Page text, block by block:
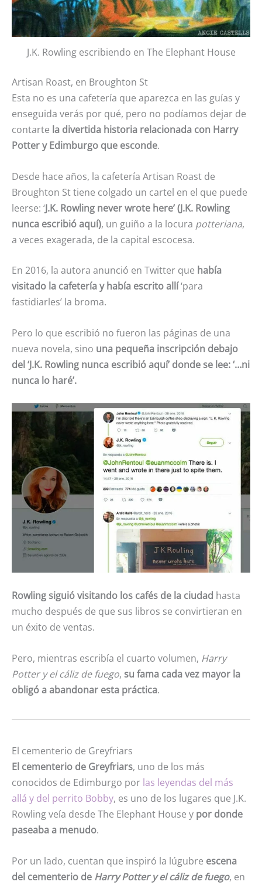
J.K. Rowling escribiendo en The Elephant House
Artisan Roast, en Broughton St
Esta no es una cafetería que aparezca en las guías y
enseguida verás por qué, pero no podíamos dejar de
contarte la divertida historia relacionada con Harry
Potter y Edimburgo que esconde.
Desde hace años, la cafetería Artisan Roast de
Broughton St tiene colgado un cartel en el que puede
leerse: ‘J.K. Rowling never wrote here’ (J.K. Rowling
nunca escribió aquí), un guiño a la locura potteriana,
a veces exagerada, de la capital escocesa.
En 2016, la autora anunció en Twitter que había
visitado la cafetería y había escrito allí‘para
fastidiarles’ la broma.
Pero lo que escribió no fueron las páginas de una
nueva novela, sino una pequeña inscripción debajo
del ‘J.K. Rowling nunca escribió aquí’ donde se lee: ‘…ni
nunca lo haré’.
Rowling siguió visitando los cafés de la ciudad hasta
mucho después de que sus libros se convirtieran en
un éxito de ventas.
Pero, mientras escribía el cuarto volumen, Harry
Potter y el cáliz de fuego, su fama cada vez mayor la
obligó a abandonar esta práctica.
El cementerio de Greyfriars
El cementerio de Greyfriars, uno de los más
conocidos de Edimburgo por las leyendas del más
allá y del perrito Bobby, es uno de los lugares que J.K.
Rowling veía desde The Elephant House y por donde
paseaba a menudo.
Por un lado, cuentan que inspiró la lúgubre escena
del cementerio de Harry Potter y el cáliz de fuego, en